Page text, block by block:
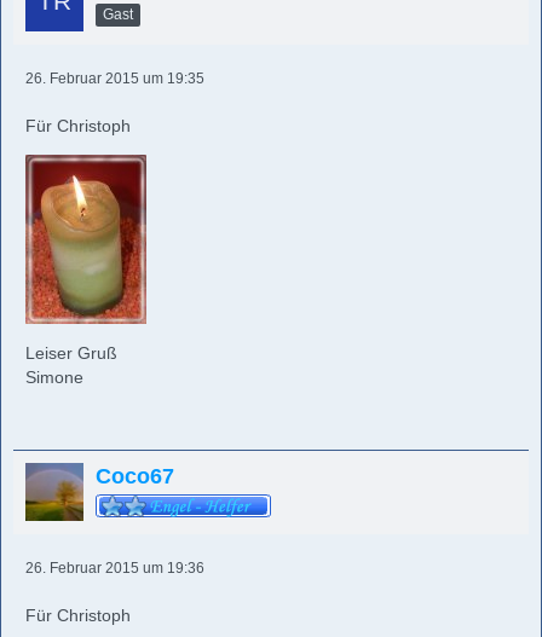
Gast
26. Februar 2015 um 19:35
Für Christoph
Leiser Gruß
Simone
Coco67
26. Februar 2015 um 19:36
Für Christoph